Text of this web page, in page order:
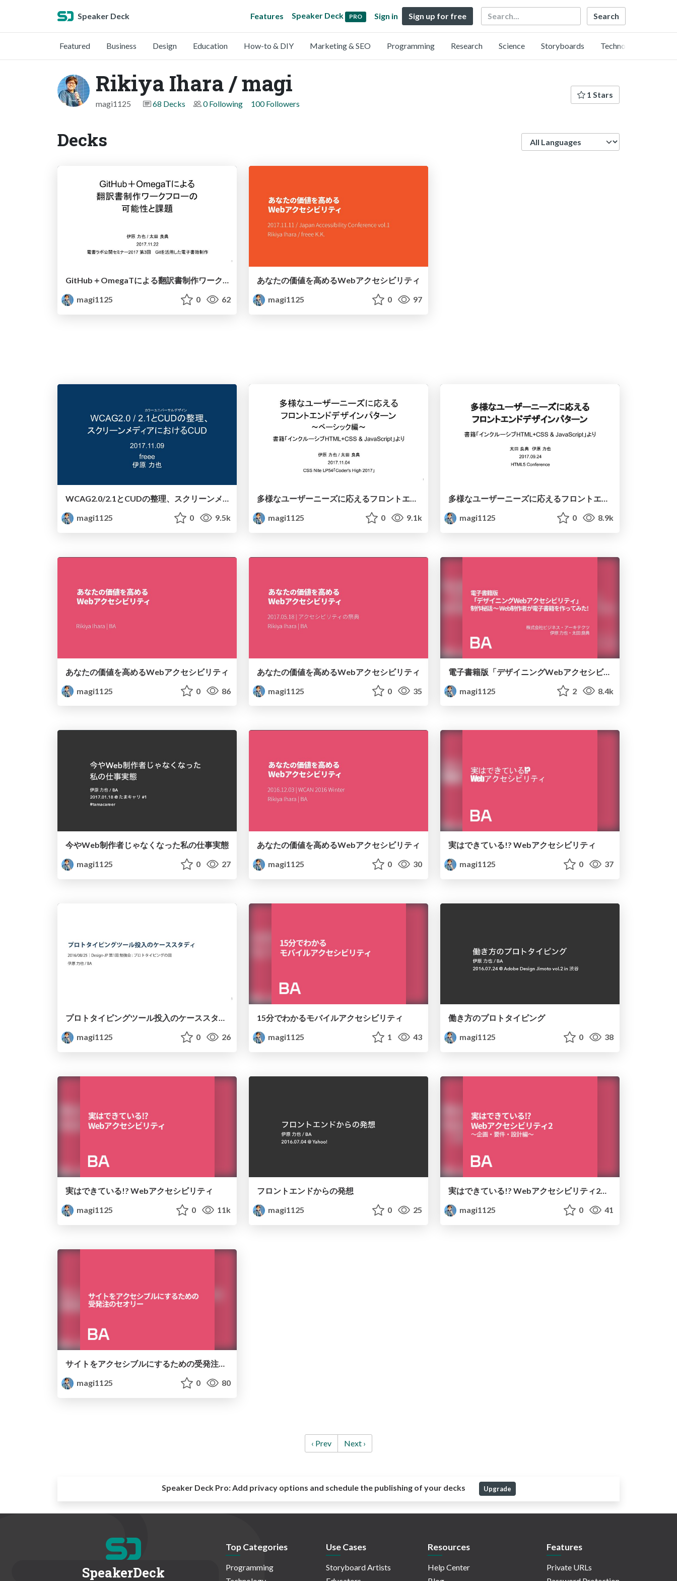
Speaker Deck Features Speaker Deck PRO Sign in Sign up for free Search
Featured Business Design Education How-to & DIY Marketing & SEO Programming Research Science Storyboards Technology
Rikiya Ihara / magi
magi1125 68 Decks 0 Following 100 Followers
1 Stars
Decks
GitHub＋OmegaTによる翻訳書制作ワークフローの可能性と課題
magi1125
0 62
あなたの価値を高めるWebアクセシビリティ
magi1125
0 97
WCAG2.0/2.1とCUDの整理、スクリーンメディアにおけるCUD
magi1125
0 9.5k
多様なユーザーニーズに応えるフロントエンドデザインパターン：ベーシック編
magi1125
0 9.1k
多様なユーザーニーズに応えるフロントエンドデザインパターン
magi1125
0 8.9k
あなたの価値を高めるWebアクセシビリティ
magi1125
0 86
あなたの価値を高めるWebアクセシビリティ
magi1125
0 35
電子書籍版「デザイニングWebアクセシビリティ」制作秘話
magi1125
2 8.4k
今やWeb制作者じゃなくなった私の仕事実態
magi1125
0 27
あなたの価値を高めるWebアクセシビリティ
magi1125
0 30
実はできている!? Webアクセシビリティ
magi1125
0 37
プロトタイピングツール投入のケーススタディ
magi1125
0 26
15分でわかるモバイルアクセシビリティ
magi1125
1 43
働き方のプロトタイピング
magi1125
0 38
実はできている!? Webアクセシビリティ
magi1125
0 11k
フロントエンドからの発想
magi1125
0 25
実はできている!? Webアクセシビリティ2～企画・要件・設計編～
magi1125
0 41
サイトをアクセシブルにするための受発注のセオリー
magi1125
0 80
‹ Prev Next ›
Speaker Deck Pro:Add privacy options and schedule the publishing of your decks Upgrade
SpeakerDeck
Top Categories
Programming
Use Cases
Storyboard Artists
Resources
Help Center
Features
Private URLs